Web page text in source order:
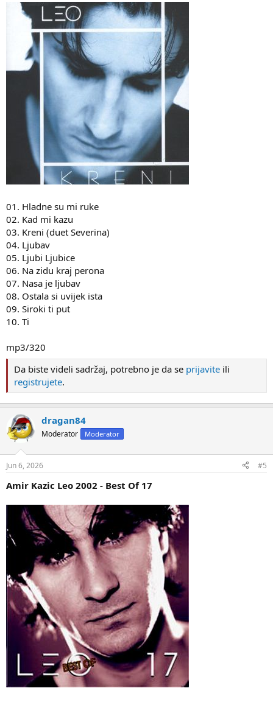
01. Hladne su mi ruke
02. Kad mi kazu
03. Kreni (duet Severina)
04. Ljubav
05. Ljubi Ljubice
06. Na zidu kraj perona
07. Nasa je ljubav
08. Ostala si uvijek ista
09. Siroki ti put
10. Ti
mp3/320
Da biste videli sadržaj, potrebno je da se prijavite ili
registrujete.
dragan84
Moderator Moderator
Jun 6, 2026 #5
Amir Kazic Leo 2002 - Best Of 17